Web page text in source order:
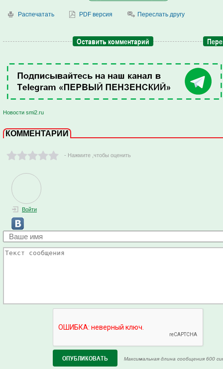
Распечатать PDF версия Переслать другу
Оставить комментарий
Новости smi2.ru
КОММЕНТАРИИ
- Нажмите ,чтобы оценить
Войти
Максимальная длина сообщения 600